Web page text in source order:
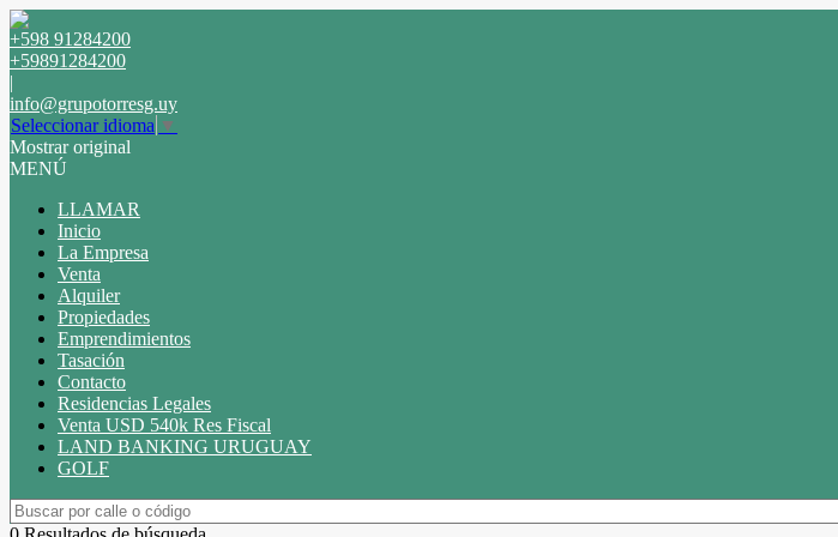
+598 91284200
+59891284200
|
info@grupotorresg.uy
Seleccionar idioma ▼
Mostrar original
MENÚ
LLAMAR
Inicio
La Empresa
Venta
Alquiler
Propiedades
Emprendimientos
Tasación
Contacto
Residencias Legales
Venta USD 540k Res Fiscal
LAND BANKING URUGUAY
GOLF